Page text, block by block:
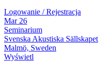
Logowanie / Rejestracja
Mar 26
Seminarium
Svenska Akustiska Sällskapet
Malmö, Sweden
Wyświetl